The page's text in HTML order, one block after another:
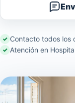
Contacto todos los
Atención en